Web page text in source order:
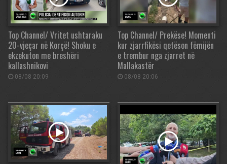
Top Channel/ Vritet ushtaraku
20-vjeçar në Korçë! Shoku e
ekzekuton me breshëri
kallashnikovi
08/08 20:09
Top Channel/ Prekëse! Momenti
kur zjarrfikësi qetëson fëmijën
e trembur nga zjarret në
Mallakastër
08/08 20:06